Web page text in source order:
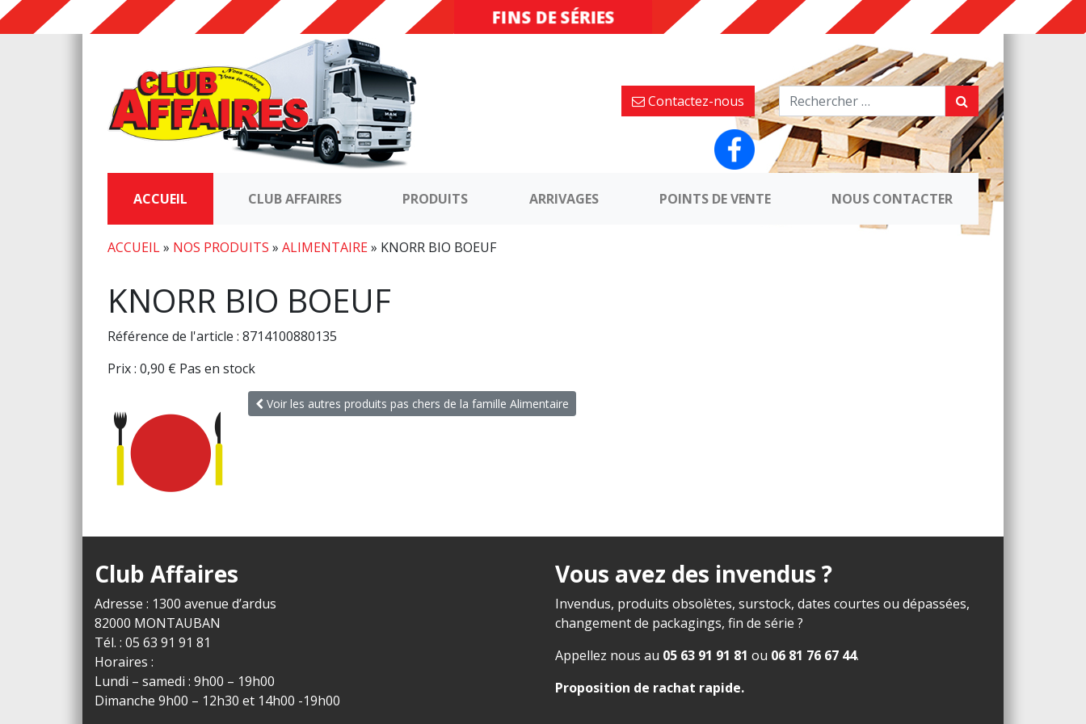
DESTOCKAGE
FINS DE SÉRIES
Contactez-nous
ACCUEIL CLUB AFFAIRES PRODUITS ARRIVAGES POINTS DE VENTE NOUS CONTACTER
ACCUEIL» NOS PRODUITS » ALIMENTAIRE» KNORR BIO BOEUF
KNORR BIO BOEUF
Référence de l'article : 8714100880135
Prix : 0,90 € Pas en stock
Voir les autres produits pas chers de la famille Alimentaire
Club Affaires
Adresse : 1300 avenue d’ardus
82000 MONTAUBAN
Tél. : 05 63 91 91 81
Horaires :
Lundi – samedi : 9h00 – 19h00
Dimanche 9h00 – 12h30 et 14h00 -19h00
Vous avez des invendus ?
Invendus, produits obsolètes, surstock, dates courtes ou dépassées,
changement de packagings, fin de série ?
Appellez nous au 05 63 91 91 81 ou 06 81 76 67 44.
Proposition de rachat rapide.